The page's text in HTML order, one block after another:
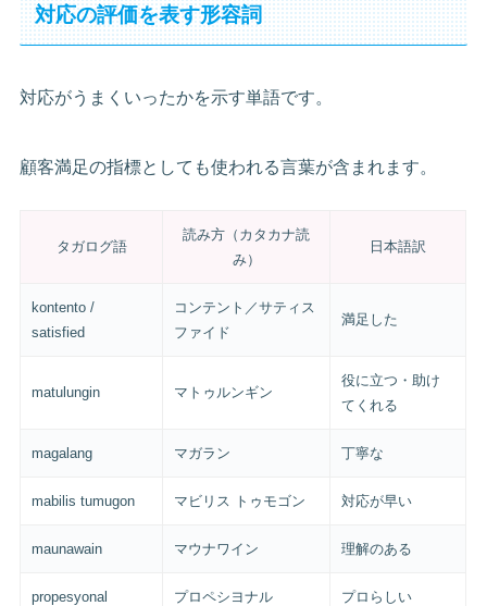
対応の評価を表す形容詞
対応がうまくいったかを示す単語です。
顧客満足の指標としても使われる言葉が含まれます。
タガログ語
読み方（カタカナ読
み）
日本語訳
kontento /
satisfied
コンテント／サティス
ファイド
満足した
matulungin マトゥルンギン
役に立つ・助け
てくれる
magalang マガラン 丁寧な
mabilis tumugon マビリス トゥモゴン 対応が早い
maunawain マウナワイン 理解のある
propesyonal プロペシヨナル プロらしい